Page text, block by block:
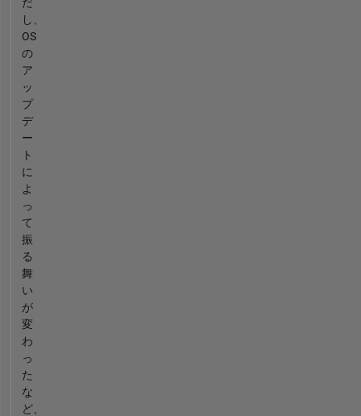
し、
OS
の
ア
ッ
プ
デ
ー
ト
に
よ
っ
て
振
る
舞
い
が
変
わ
っ
た
な
ど、